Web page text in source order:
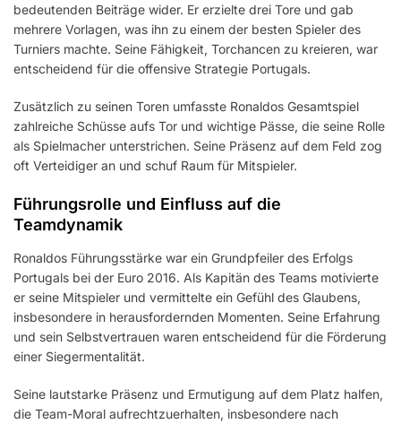
bedeutenden Beiträge wider. Er erzielte drei Tore und gab
mehrere Vorlagen, was ihn zu einem der besten Spieler des
Turniers machte. Seine Fähigkeit, Torchancen zu kreieren, war
entscheidend für die offensive Strategie Portugals.
Zusätzlich zu seinen Toren umfasste Ronaldos Gesamtspiel
zahlreiche Schüsse aufs Tor und wichtige Pässe, die seine Rolle
als Spielmacher unterstrichen. Seine Präsenz auf dem Feld zog
oft Verteidiger an und schuf Raum für Mitspieler.
Führungsrolle und Einfluss auf die
Teamdynamik
Ronaldos Führungsstärke war ein Grundpfeiler des Erfolgs
Portugals bei der Euro 2016. Als Kapitän des Teams motivierte
er seine Mitspieler und vermittelte ein Gefühl des Glaubens,
insbesondere in herausfordernden Momenten. Seine Erfahrung
und sein Selbstvertrauen waren entscheidend für die Förderung
einer Siegermentalität.
Seine lautstarke Präsenz und Ermutigung auf dem Platz halfen,
die Team-Moral aufrechtzuerhalten, insbesondere nach